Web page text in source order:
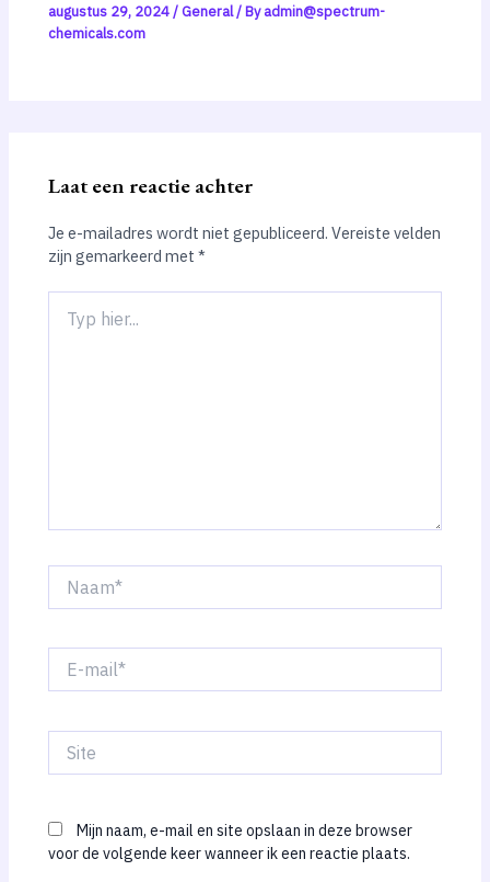
augustus 29, 2024/General/ Byadmin@spectrum-
chemicals.com
Laat een reactie achter
Je e-mailadres wordt niet gepubliceerd. Vereiste velden
zijn gemarkeerd met*
hier...
mail*
Mijn naam, e-mail en site opslaan in deze browser
voor de volgende keer wanneer ik een reactie plaats.